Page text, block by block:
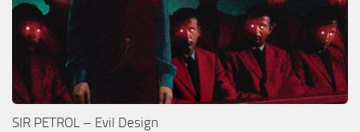
SIR PETROL – Evil Design